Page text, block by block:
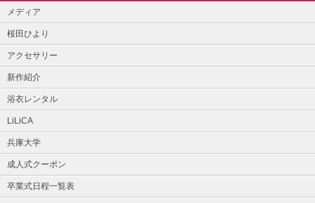
メディア
桜田ひより
アクセサリー
新作紹介
浴衣レンタル
LiLiCA
兵庫大学
成人式クーポン
卒業式日程一覧表